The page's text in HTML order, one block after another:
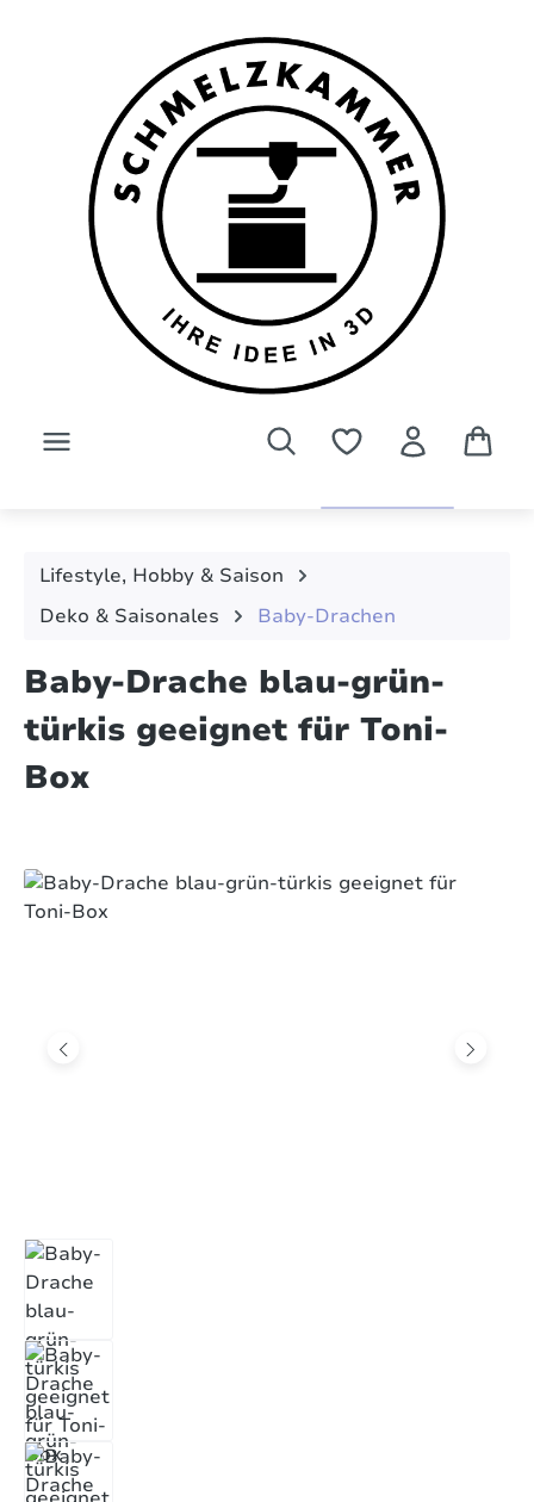
Lifestyle, Hobby & Saison
Deko & Saisonales
Baby-Drachen
Baby-Drache blau-grün-
türkis geeignet für Toni-
Box
Bildergalerie überspringen